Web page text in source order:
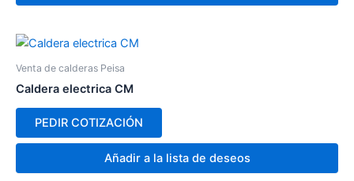
Venta de calderas Peisa
Caldera electrica CM
PEDIR COTIZACIÓN
Añadir a la lista de deseos